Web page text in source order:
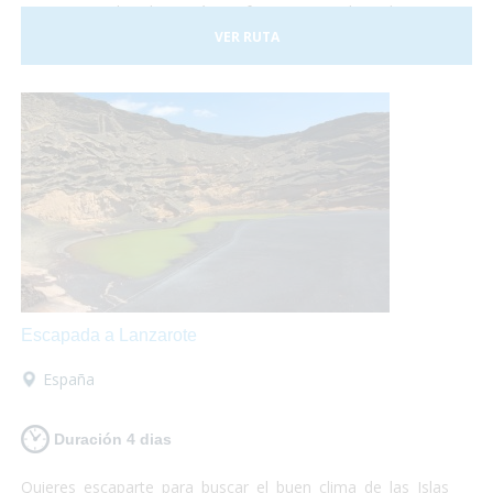
transporte y hoteles están perfectamente adaptados para
personas con problemas de movilidad. Jordania te espera,
quieres visitarla?
VER RUTA
Escapada a Lanzarote
España
Duración 4 dias
Quieres escaparte para buscar el buen clima de las Islas